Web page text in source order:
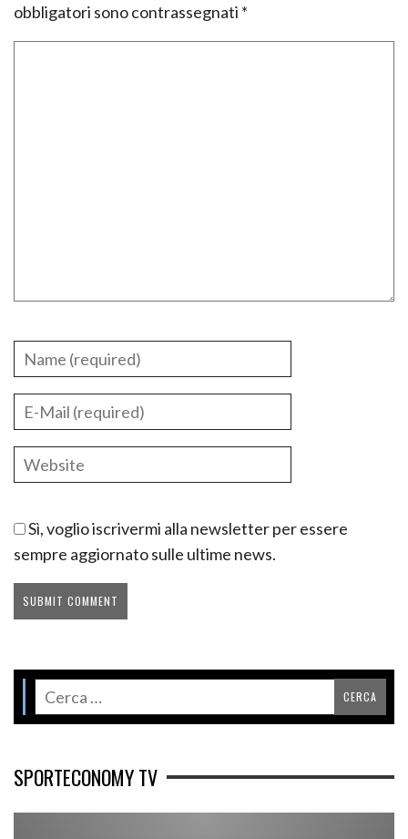
obbligatori sono contrassegnati *
Sì, voglio iscrivermi alla newsletter per essere
sempre aggiornato sulle ultime news.
SPORTECONOMY TV